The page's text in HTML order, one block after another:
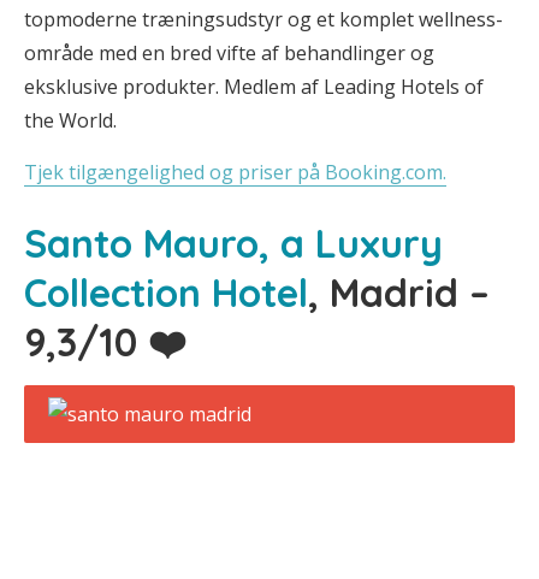
topmoderne træningsudstyr og et komplet wellness-
område med en bred vifte af behandlinger og
eksklusive produkter. Medlem af Leading Hotels of
the World.
Tjek tilgængelighed og priser på Booking.com.
Santo Mauro, a Luxury
Collection Hotel, Madrid –
9,3/10 ❤️